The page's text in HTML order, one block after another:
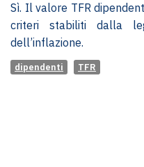
Sì. Il valore TFR
criteri stabiliti dalla
dell’inflazione.
dipendenti TFR